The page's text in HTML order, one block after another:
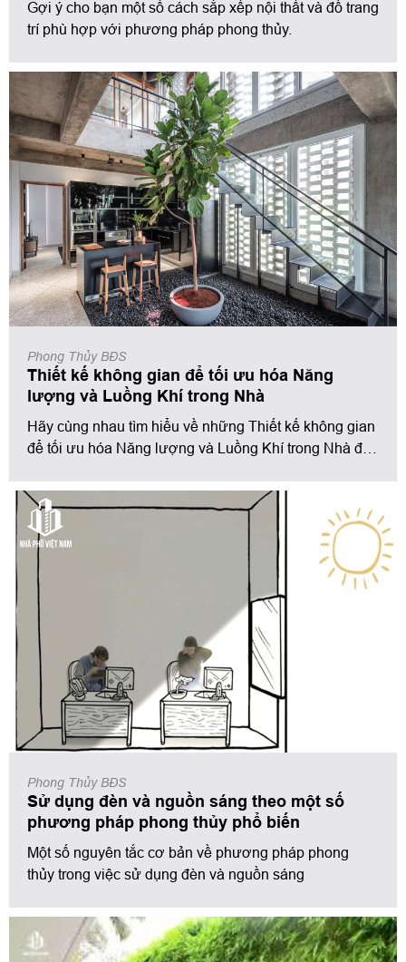
Gợi ý cho bạn một số cách sắp xếp nội thất và đồ trang
trí phù hợp với phương pháp phong thủy.
Phong Thủy BĐS
Thiết kế không gian để tối ưu hóa Năng
lượng và Luồng Khí trong Nhà
Hãy cùng nhau tìm hiểu về những Thiết kế không gian
để tối ưu hóa Năng lượng và Luồng Khí trong Nhà để
hợp với phong thủy ngôi nhà
Phong Thủy BĐS
Sử dụng đèn và nguồn sáng theo một số
phương pháp phong thủy phổ biến
Một số nguyên tắc cơ bản về phương pháp phong
thủy trong việc sử dụng đèn và nguồn sáng